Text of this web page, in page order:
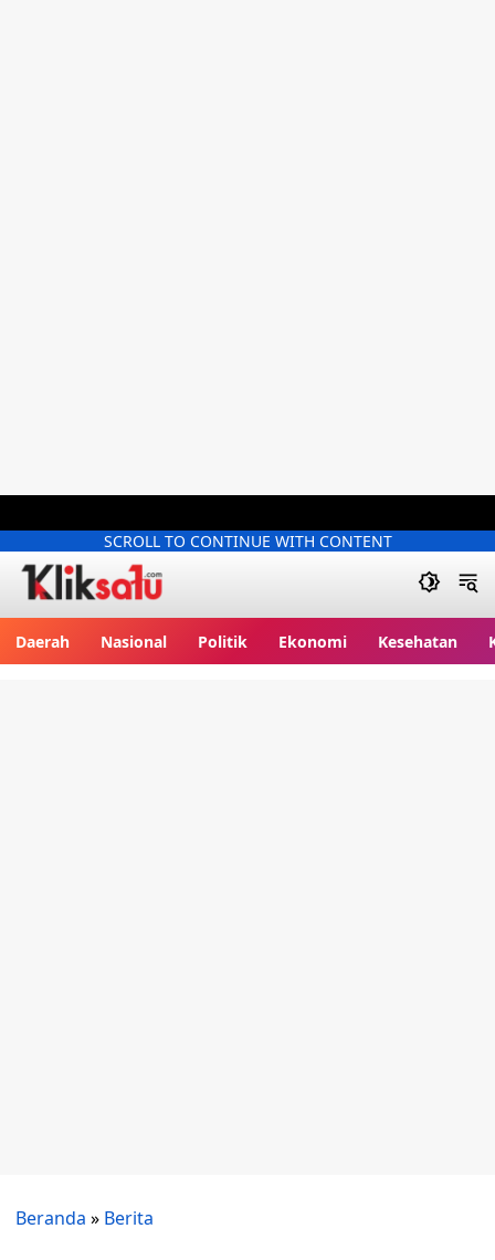
SCROLL TO CONTINUE WITH CONTENT
Daerah Nasional Politik Ekonomi Kesehatan
Beranda » Berita